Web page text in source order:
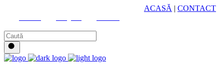
ACASĂ | CONTACT